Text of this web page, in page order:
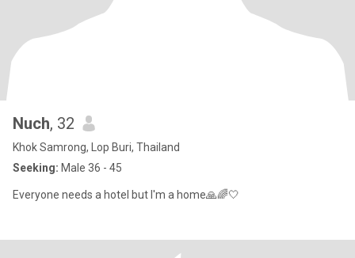
Nuch, 32
Khok Samrong, Lop Buri, Thailand
Seeking: Male 36 - 45
Everyone needs a hotel but I'm a home🙏🌈🤍